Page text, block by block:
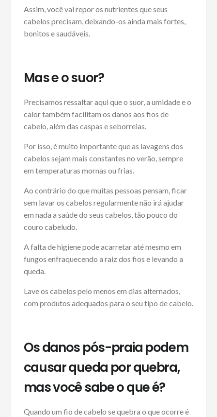
Assim, você vai repor os nutrientes que seus
cabelos precisam, deixando-os ainda mais fortes,
bonitos e saudáveis.
Mas e o suor?
Precisamos ressaltar aqui que o suor, a umidade e o
calor também facilitam os danos aos fios de
cabelo, além das caspas e seborreias.
Por isso, é muito importante que as lavagens dos
cabelos sejam mais constantes no verão, sempre
em temperaturas mornas ou frias.
Ao contrário do que muitas pessoas pensam, ficar
sem lavar os cabelos regularmente não irá ajudar
em nada a saúde do seus cabelos, tão pouco do
couro cabeludo.
A falta de higiene pode acarretar até mesmo em
fungos enfraquecendo a raiz dos fios e levando a
queda.
Lave os cabelos pelo menos em dias alternados,
com produtos adequados para o seu tipo de cabelo.
Os danos pós-praia podem
causar queda por quebra,
mas você sabe o que é?
Quando um fio de cabelo se quebra o que ocorre é